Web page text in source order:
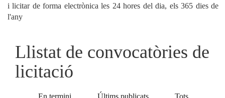
i licitar de forma electrònica les 24 hores del dia, els 365 dies de
l'any
Llistat de convocatòries de
licitació